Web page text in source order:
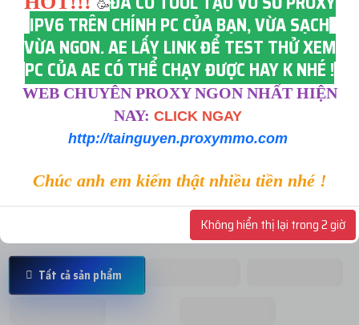
Miễn phí
Icon Facebook
Miễn phí
Random Face
Miễn phí
Tất cả sản phẩm
🥳
IPV6 TRÊN CHÍNH PC CỦA BẠN, VỪA SẠCH
VỪA NGON. AE LẤY LINK ĐỂ TEST THỬ XEM
PC CỦA AE CÓ THỂ CHẠY ĐƯỢC HAY K NHÉ !
WEB CHUYÊN PROXY NGON NHẤT HIỆN
NAY: CLICK NGAY
http://tainguyen.proxymmo.com
Chúc anh em kiếm thật nhiều tiền nhé !
Không hiển thị lại trong 2 giờ